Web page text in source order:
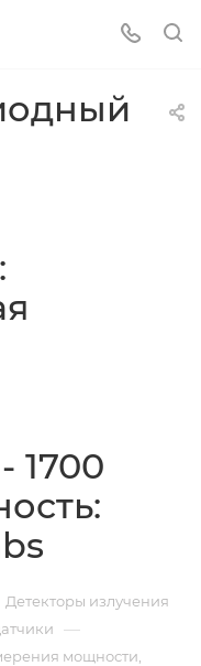
1700
Детекторы излучения
—
мощности,